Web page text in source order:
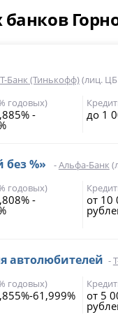
Т-Банк (Тинькофф)(лиц.
годовых)
- до 1
без %» -Альфа-Банк
годовых)
- от 10
автолюбителей -
годовых)
61,999% от 5